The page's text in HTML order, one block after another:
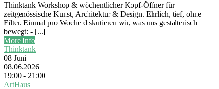
Thinktank Workshop & wöchentlicher Kopf-Öffner für
zeitgenössische Kunst, Architektur & Design. Ehrlich, tief, ohne
Filter. Einmal pro Woche diskutieren wir, was uns gestalterisch
bewegt: - [...]
More Info
Thinktank
08 Juni
08.06.2026
19:00 - 21:00
ArtHaus